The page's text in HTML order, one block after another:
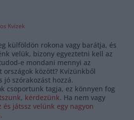
Kvízek
külföldön rokona vagy barátja, és
velük, bizony egyeztetni kell az
e mondani mennyi az
országok között? Kvízünkből
jó szórakozást hozzá.
csoportunk tagja, ez könnyen fog
, kérdezünk. Ha nem vagy
és játssz velünk egy nagyon